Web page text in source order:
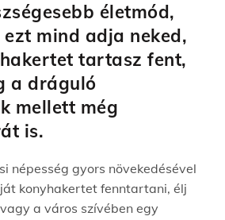
életmód,
ezt mind adja neked,
tartasz fent,
a dráguló
mellett még
is.
népesség gyors növekedésével
konyhakertet fenntartani, élj
a város szívében egy